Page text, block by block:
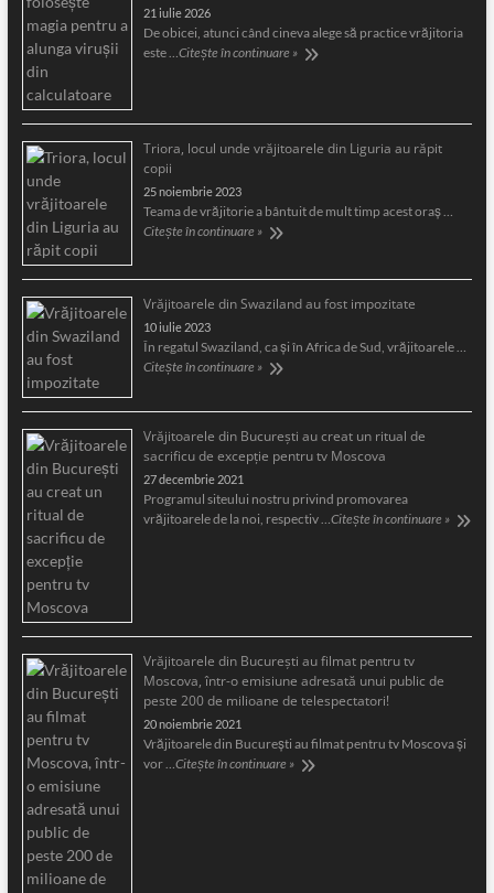
21 iulie 2026
De obicei, atunci când cineva alege să practice vrăjitoria
este … Citește în continuare »
Triora, locul unde vrăjitoarele din Liguria au răpit
copii
25 noiembrie 2023
Teama de vrăjitorie a bântuit de mult timp acest oraş …
Citește în continuare »
Vrăjitoarele din Swaziland au fost impozitate
10 iulie 2023
În regatul Swaziland, ca și în Africa de Sud, vrăjitoarele …
Citește în continuare »
Vrăjitoarele din București au creat un ritual de
sacrificu de excepție pentru tv Moscova
27 decembrie 2021
Programul siteului nostru privind promovarea
vrăjitoarele de la noi, respectiv … Citește în continuare »
Vrăjitoarele din București au filmat pentru tv
Moscova, într-o emisiune adresată unui public de
peste 200 de milioane de telespectatori!
20 noiembrie 2021
Vrăjitoarele din București au filmat pentru tv Moscova și
vor … Citește în continuare »